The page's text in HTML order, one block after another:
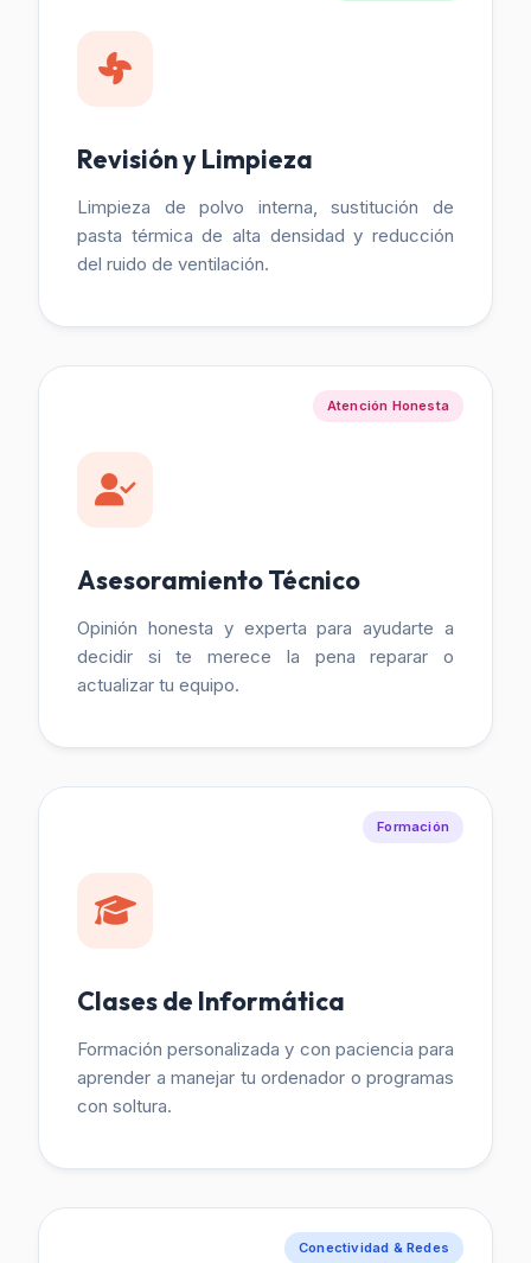
Revisión y Limpieza
Limpieza de polvo interna, sustitución de
pasta térmica de alta densidad y reducción
del ruido de ventilación.
Atención Honesta
Asesoramiento Técnico
Opinión honesta y experta para ayudarte a
decidir si te merece la pena reparar o
actualizar tu equipo.
Formación
Clases de Informática
Formación personalizada y con paciencia para
aprender a manejar tu ordenador o programas
con soltura.
Conectividad & Redes